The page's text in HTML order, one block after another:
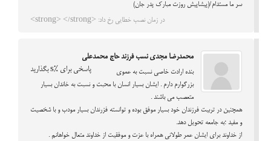
سر ما مستدام/(پیشاپیش روزت مبارک پدر جان)
در زمان نصب خطایی رخ داد: <strong> </strong>
محمدرضا مجدی نسب فرزند حاج محمدعلی
پاسخی برای %s بگذارید
بنده ارادت خاصي نسبت به عموي
بزرگوارم دارم . ايشان بسيار انسان با محبت و نسبت به خاندان بسيار
متعصب مي باشند .
همچنين در تربيت فرزندان خود بسيار موفق بوده و توانسته فزرندان بسيار مودب و با شخصيت
و مفيد ؛به جامعه تحويل دهد.
از خداوند براي ايشان عمر طولاني همراه با عزت و موفقيت از خداوند متعال خواهانم .